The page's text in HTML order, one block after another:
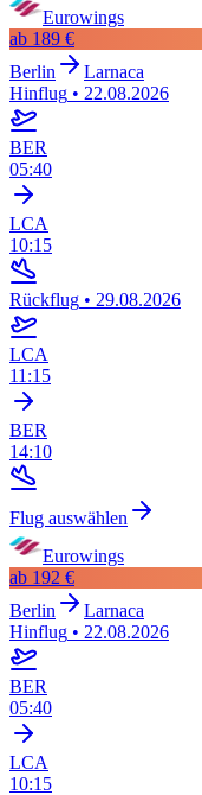
Eurowings
ab 189 €
Berlin
Larnaca
Hinflug • 22.08.2026
BER
05:40
LCA
10:15
Rückflug • 29.08.2026
LCA
11:15
BER
14:10
Flug auswählen
Eurowings
ab 192 €
Berlin
Larnaca
Hinflug • 22.08.2026
BER
05:40
LCA
10:15